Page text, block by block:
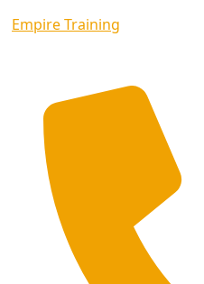
Empire Training